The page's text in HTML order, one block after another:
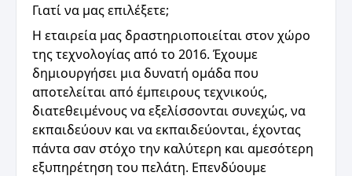
Γιατί να μας επιλέξετε;
Η εταιρεία μας δραστηριοποιείται στον χώρο
της τεχνολογίας από το 2016. Έχουμε
δημιουργήσει μια δυνατή ομάδα που
αποτελείται από έμπειρους τεχνικούς,
διατεθειμένους να εξελίσσονται συνεχώς, να
εκπαιδεύουν και να εκπαιδεύονται, έχοντας
πάντα σαν στόχο την καλύτερη και αμεσότερη
εξυπηρέτηση του πελάτη. Επενδύουμε